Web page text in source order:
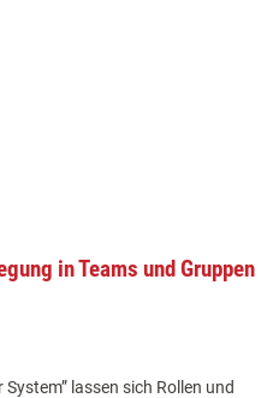
in Teams und Gruppen
lassen sich Rollen und